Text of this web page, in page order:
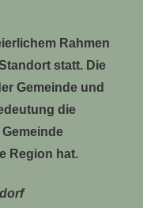
Rahmen
statt. Die
Gemeinde und
die
Region hat.